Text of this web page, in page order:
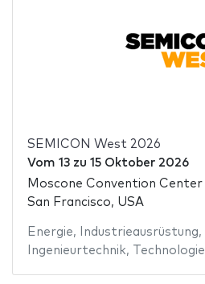
SEMICON West 2026
Vom 13zu 15 Oktober 2026
Moscone Convention Center
San Francisco, USA
Energie, Industrieausrüstung,
Ingenieurtechnik, Technologie